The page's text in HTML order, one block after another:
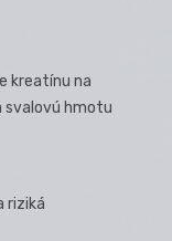
kreatínu na
svalovú hmotu
riziká